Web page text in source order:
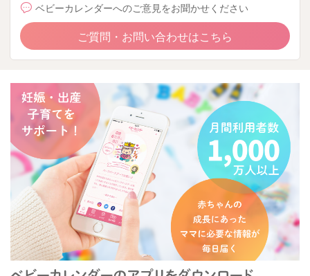
ベビーカレンダーへのご意見をお聞かせください
ご質問・お問い合わせはこちら